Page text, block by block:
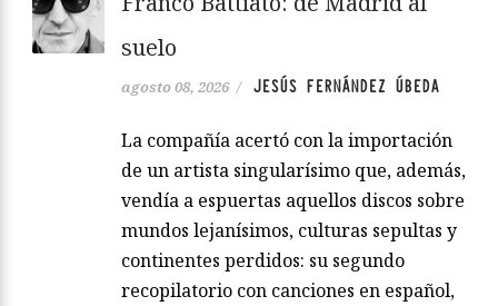
suelo
agosto 08, 2026 / JESÚS FERNÁNDEZ ÚBEDA
La compañía acertó con la importación
de un artista singularísimo que, además,
vendía a espuertas aquellos discos sobre
mundos lejanísimos, culturas sepultas y
continentes perdidos: su segundo
recopilatorio con canciones en español,